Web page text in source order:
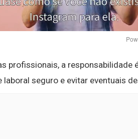
profissionais, a responsabilidade
seguro e evitar eventuais